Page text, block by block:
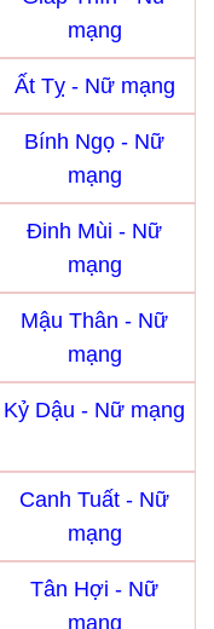
mạng
Ất Tỵ - Nữ mạng
Bính Ngọ - Nữ
mạng
Đinh Mùi - Nữ
mạng
Mậu Thân - Nữ
mạng
Kỷ Dậu - Nữ mạng
Canh Tuất - Nữ
mạng
Tân Hợi - Nữ
mạng